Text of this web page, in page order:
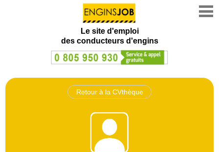
Le site d'emploi
des conducteurs d'engins
Retour à la CVthèque